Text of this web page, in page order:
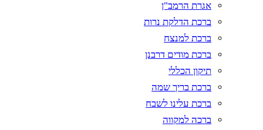
אגרת הרמב"ן
ברכת הדלקת נרות
ברכת למנצח
ברכת מודים דרבנן
תיקון הכללי
ברכת בריך שמה
ברכת עלינו לשבח
ברכה למקווה